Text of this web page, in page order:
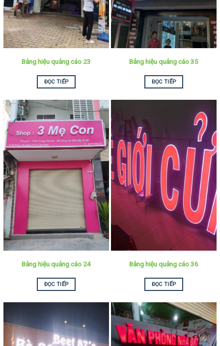
Bảng hiệu quảng cáo 23
ĐỌC TIẾP
Bảng hiệu quảng cáo 35
ĐỌC TIẾP
Bảng hiệu quảng cáo 24
ĐỌC TIẾP
Bảng hiệu quảng cáo 36
ĐỌC TIẾP